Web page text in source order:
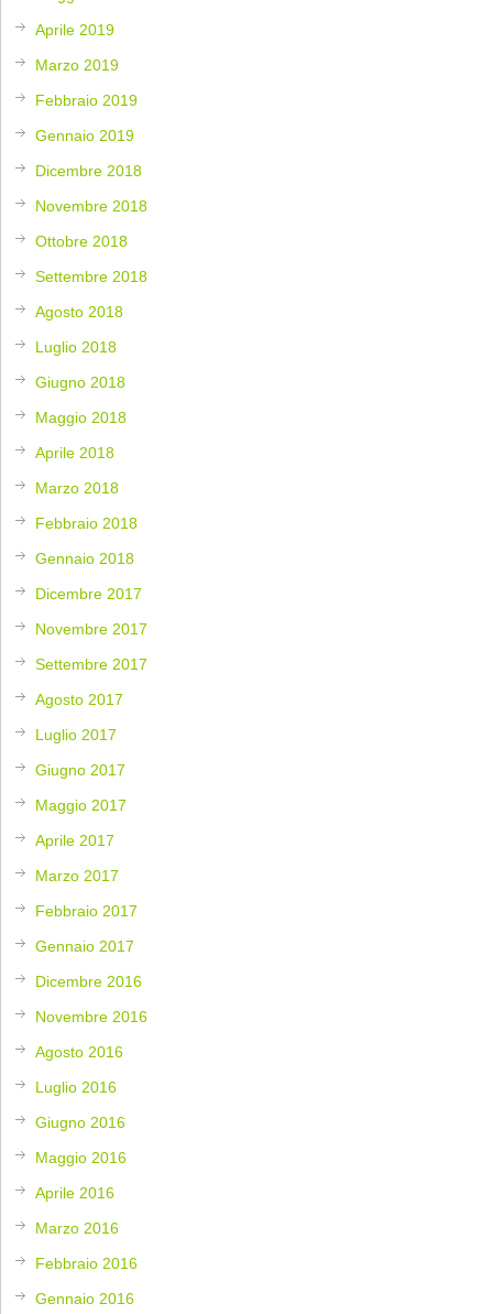
Aprile 2019
Marzo 2019
Febbraio 2019
Gennaio 2019
Dicembre 2018
Novembre 2018
Ottobre 2018
Settembre 2018
Agosto 2018
Luglio 2018
Giugno 2018
Maggio 2018
Aprile 2018
Marzo 2018
Febbraio 2018
Gennaio 2018
Dicembre 2017
Novembre 2017
Settembre 2017
Agosto 2017
Luglio 2017
Giugno 2017
Maggio 2017
Aprile 2017
Marzo 2017
Febbraio 2017
Gennaio 2017
Dicembre 2016
Novembre 2016
Agosto 2016
Luglio 2016
Giugno 2016
Maggio 2016
Aprile 2016
Marzo 2016
Febbraio 2016
Gennaio 2016